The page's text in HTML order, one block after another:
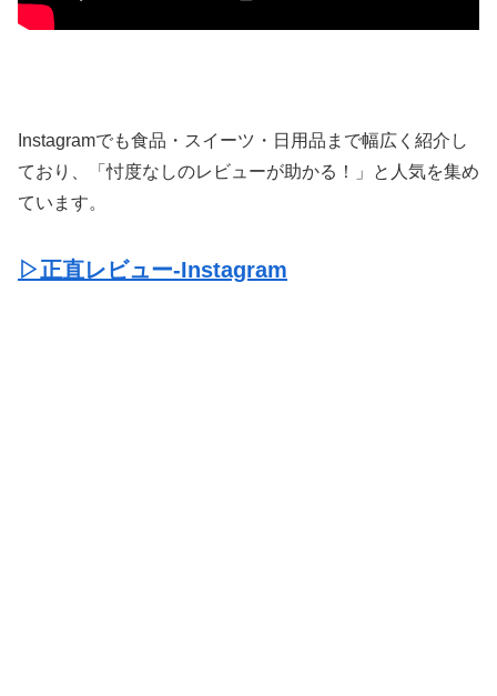
Instagramでも食品・スイーツ・日用品まで幅広く紹介し
ており、「忖度なしのレビューが助かる！」と人気を集め
ています。
▷正直レビュー-Instagram